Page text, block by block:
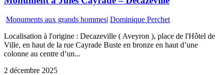
Monuments aux grands hommes| Dominique Perchet
Localisation à l'origine : Decazeville ( Aveyron ), place de l'Hôtel de
Ville, en haut de la rue Cayrade Buste en bronze en haut d’une
colonne au centre d’un...
2 décembre 2025